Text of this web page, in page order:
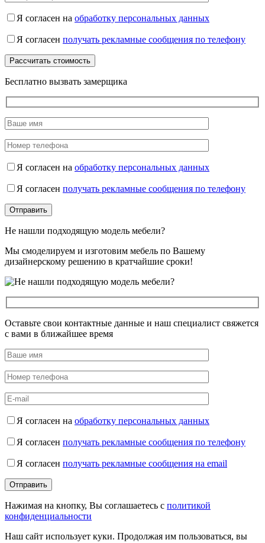
Я согласен на обработку персональных данных
Я согласен получать рекламные сообщения по телефону
Бесплатно вызвать замерщика
Я согласен на обработку персональных данных
Я согласен получать рекламные сообщения по телефону
Не нашли подходящую модель мебели?
Мы смоделируем и изготовим мебель по Вашему
дизайнерскому решению в кратчайшие сроки!
Оставьте свои контактные данные и наш специалист свяжется
с вами в ближайшее время
Я согласен на обработку персональных данных
Я согласен получать рекламные сообщения по телефону
Я согласен получать рекламные сообщения на email
Нажимая на кнопку, Вы соглашаетесь с политикой
конфиденциальности
Наш сайт использует куки. Продолжая им пользоваться, вы